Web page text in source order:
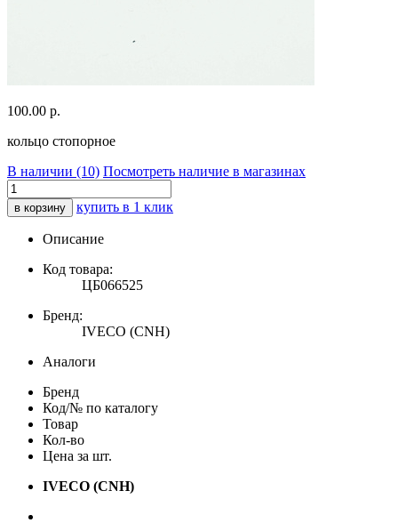
100.00 р.
кольцо стопорное
В наличии (10) Посмотреть наличие в магазинах
в корзину купить в 1 клик
Описание
Код товара:
ЦБ066525
Бренд:
IVECO (CNH)
Аналоги
Бренд
Код/№ по каталогу
Товар
Кол-во
Цена за шт.
IVECO (CNH)